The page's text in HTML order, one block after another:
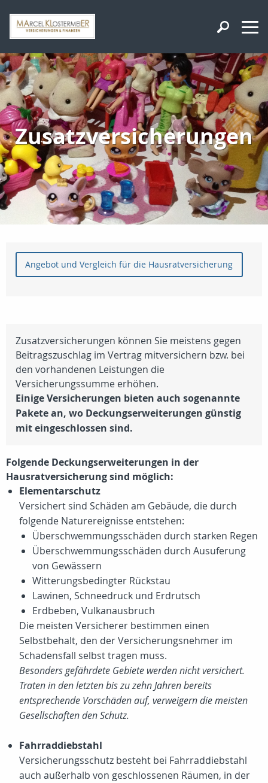
Zusatzversicherungen
Angebot und Vergleich für die Hausratversicherung
Zusatzversicherungen können Sie meistens gegen
Beitragszuschlag im Vertrag mitversichern bzw. bei
den vorhandenen Leistungen die
Versicherungssumme erhöhen.
Einige Versicherungen bieten auch sogenannte
Pakete an, wo Deckungserweiterungen günstig
mit eingeschlossen sind.
Folgende Deckungserweiterungen in der
Hausratversicherung sind möglich:
Elementarschutz
Versichert sind Schäden am Gebäude, die durch
folgende Naturereignisse entstehen:
Überschwemmungsschäden durch starken Regen
Überschwemmungsschäden durch Ausuferung
von Gewässern
Witterungsbedingter Rückstau
Lawinen, Schneedruck und Erdrutsch
Erdbeben, Vulkanausbruch
Die meisten Versicherer bestimmen einen
Selbstbehalt, den der Versicherungsnehmer im
Schadensfall selbst tragen muss.
Besonders gefährdete Gebiete werden nicht versichert.
Traten in den letzten bis zu zehn Jahren bereits
entsprechende Vorschäden auf, verweigern die meisten
Gesellschaften den Schutz.
Fahrraddiebstahl
Versicherungsschutz besteht bei Fahrraddiebstahl
auch außerhalb von geschlossenen Räumen, in der